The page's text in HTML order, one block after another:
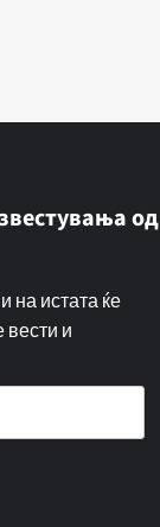
од
на истата ќе
вести и